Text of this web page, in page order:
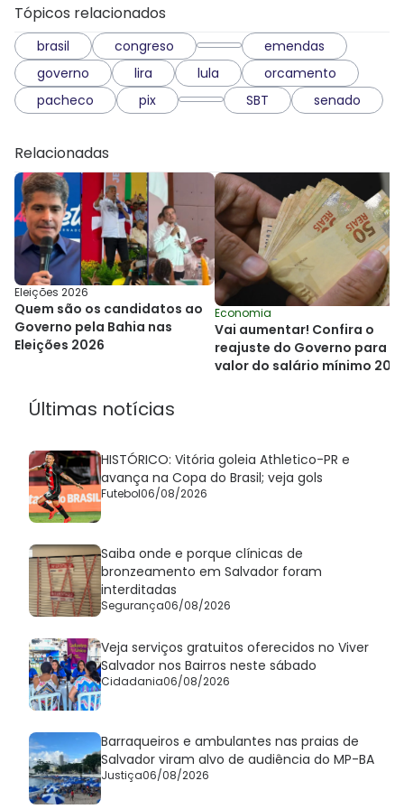
Tópicos relacionados
brasil congreso
emendas
governo
lira lula
orcamento
pacheco
pix SBT senado
Relacionadas
Eleições 2026
Quem são os candidatos ao
Governo pela Bahia nas
Eleições 2026
Economia
Vai aumentar! Confira o
reajuste do Governo para o
valor do salário mínimo
Últimas notícias
HISTÓRICO: Vitória goleia Athletico-PR e
avança na Copa do Brasil; veja gols
Futebol06/08/2026
Saiba onde e porque clínicas de
bronzeamento em Salvador foram
interditadas
Segurança06/08/2026
Veja serviços gratuitos oferecidos no Viver
Salvador nos Bairros neste sábado
Cidadania06/08/2026
Barraqueiros e ambulantes nas praias de
Salvador viram alvo de audiência do MP-BA
Justiça06/08/2026